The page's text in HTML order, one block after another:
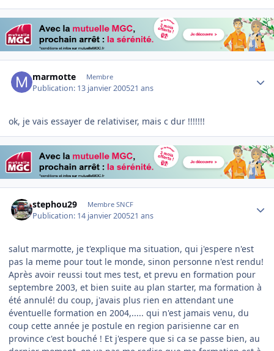
marmotte Membre
Publication: 13 janvier 200521 ans
ok, je vais essayer de relativiser, mais c dur !!!!!!!
stephou29 Membre SNCF
Publication: 14 janvier 200521 ans
salut marmotte, je t'explique ma situation, qui j'espere n'est
pas la meme pour tout le monde, sinon personne n'est rendu!
Après avoir reussi tout mes test, et prevu en formation pour
septembre 2003, et bien suite au plan starter, ma formation à
été annulé! du coup, j'avais plus rien en attendant une
éventuelle formation en 2004,..... qui n'est jamais venu, du
coup cette année je postule en region parisienne car en
province c'est bouché ! Et j'espere que si ca se passe bien, au